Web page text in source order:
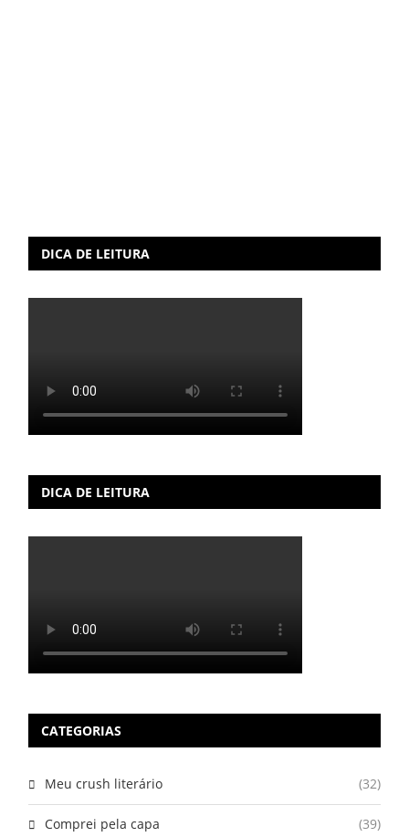
DICA DE LEITURA
DICA DE LEITURA
CATEGORIAS
Meu crush literário (32)
Comprei pela capa (39)